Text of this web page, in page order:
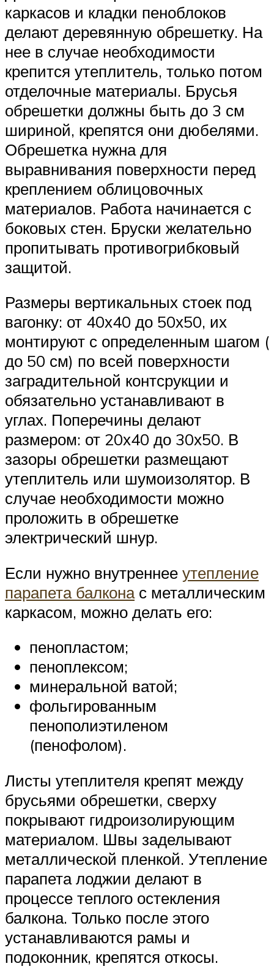
каркасов и кладки пеноблоков
делают деревянную обрешетку. На
нее в случае необходимости
крепится утеплитель, только потом
отделочные материалы. Брусья
обрешетки должны быть до 3 см
шириной, крепятся они дюбелями.
Обрешетка нужна для
выравнивания поверхности перед
креплением облицовочных
материалов. Работа начинается с
боковых стен. Бруски желательно
пропитывать противогрибковый
защитой.
Размеры вертикальных стоек под
вагонку: от 40х40 до 50х50, их
монтируют с определенным шагом (
до 50 см) по всей поверхности
заградительной контсрукции и
обязательно устанавливают в
углах. Поперечины делают
размером: от 20х40 до 30х50. В
зазоры обрешетки размещают
утеплитель или шумоизолятор. В
случае необходимости можно
проложить в обрешетке
электрический шнур.
Если нужно внутреннее утепление
парапета балконас металлическим
каркасом, можно делать его:
пенопластом;
пеноплексом;
минеральной ватой;
фольгированным
пенополиэтиленом
(пенофолом).
Листы утеплителя крепят между
брусьями обрешетки, сверху
покрывают гидроизолирующим
материалом. Швы заделывают
металлической пленкой. Утепление
парапета лоджии делают в
процессе теплого остекления
балкона. Только после этого
устанавливаются рамы и
подоконник, крепятся откосы.